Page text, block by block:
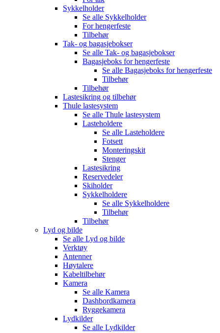
Sykkelholder
Se alle Sykkelholder
For hengerfeste
Tilbehør
Tak- og bagasjebokser
Se alle Tak- og bagasjebokser
Bagasjeboks for hengerfeste
Se alle Bagasjeboks for hengerfeste
Tilbehør
Tilbehør
Lastesikring og tilbehør
Thule lastesystem
Se alle Thule lastesystem
Lasteholdere
Se alle Lasteholdere
Fotsett
Monteringskit
Stenger
Lastesikring
Reservedeler
Skiholder
Sykkelholdere
Se alle Sykkelholdere
Tilbehør
Tilbehør
Lyd og bilde
Se alle Lyd og bilde
Verktøy
Antenner
Høytalere
Kabeltilbehør
Kamera
Se alle Kamera
Dashbordkamera
Ryggekamera
Lydkilder
Se alle Lydkilder